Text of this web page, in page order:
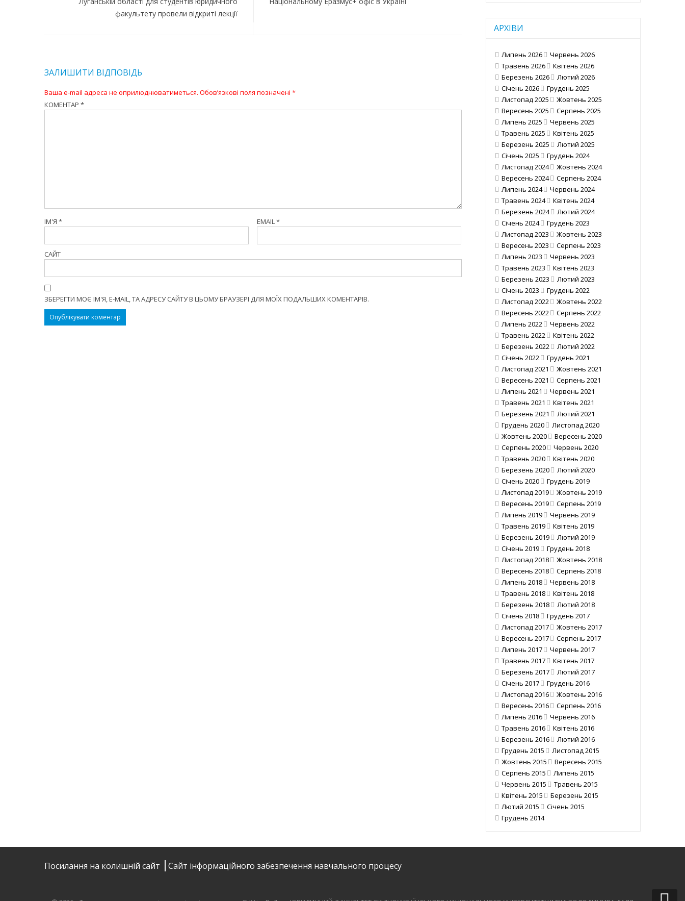
факультету провели відкриті лекції
ЗАЛИШИТИ ВІДПОВІДЬ
Ваша e-mail адреса не оприлюднюватиметься. Обов’язкові поля позначені *
КОМЕНТАР *
ІМ'Я * EMAIL*
САЙТ
ЗБЕРЕГТИ МОЄ ІМ'Я, E-MAIL, ТА АДРЕСУ САЙТУ В ЦЬОМУ БРАУЗЕРІ ДЛЯ МОЇХ ПОДАЛЬШИХ КОМЕНТАРІВ.
АРХІВИ
Липень 2026
Червень 2026
Травень 2026
Квітень 2026
Березень 2026
Лютий 2026
Січень 2026
Грудень 2025
Листопад 2025
Жовтень 2025
Вересень 2025
Серпень 2025
Липень 2025
Червень 2025
Травень 2025
Квітень 2025
Березень 2025
Лютий 2025
Січень 2025
Грудень 2024
Листопад 2024
Жовтень 2024
Вересень 2024
Серпень 2024
Липень 2024
Червень 2024
Травень 2024
Квітень 2024
Березень 2024
Лютий 2024
Січень 2024
Грудень 2023
Листопад 2023
Жовтень 2023
Вересень 2023
Серпень 2023
Липень 2023
Червень 2023
Травень 2023
Квітень 2023
Березень 2023
Лютий 2023
Січень 2023
Грудень 2022
Листопад 2022
Жовтень 2022
Вересень 2022
Серпень 2022
Липень 2022
Червень 2022
Травень 2022
Квітень 2022
Березень 2022
Лютий 2022
Січень 2022
Грудень 2021
Листопад 2021
Жовтень 2021
Вересень 2021
Серпень 2021
Липень 2021
Червень 2021
Травень 2021
Квітень 2021
Березень 2021
Лютий 2021
Грудень 2020
Листопад 2020
Жовтень 2020
Вересень 2020
Серпень 2020
Червень 2020
Травень 2020
Квітень 2020
Березень 2020
Лютий 2020
Січень 2020
Грудень 2019
Листопад 2019
Жовтень 2019
Вересень 2019
Серпень 2019
Липень 2019
Червень 2019
Травень 2019
Квітень 2019
Березень 2019
Лютий 2019
Січень 2019
Грудень 2018
Листопад 2018
Жовтень 2018
Вересень 2018
Серпень 2018
Липень 2018
Червень 2018
Травень 2018
Квітень 2018
Березень 2018
Лютий 2018
Січень 2018
Грудень 2017
Листопад 2017
Жовтень 2017
Вересень 2017
Серпень 2017
Липень 2017
Червень 2017
Травень 2017
Квітень 2017
Березень 2017
Лютий 2017
Січень 2017
Грудень 2016
Листопад 2016
Жовтень 2016
Вересень 2016
Серпень 2016
Липень 2016
Червень 2016
Травень 2016
Квітень 2016
Березень 2016
Лютий 2016
Грудень 2015
Листопад 2015
Жовтень 2015
Вересень 2015
Серпень 2015
Липень 2015
Червень 2015
Травень 2015
Квітень 2015
Березень 2015
Лютий 2015
Січень 2015
Грудень 2014
Посилання на колишній сайт Сайт інформаційного забезпечення навчального процесу